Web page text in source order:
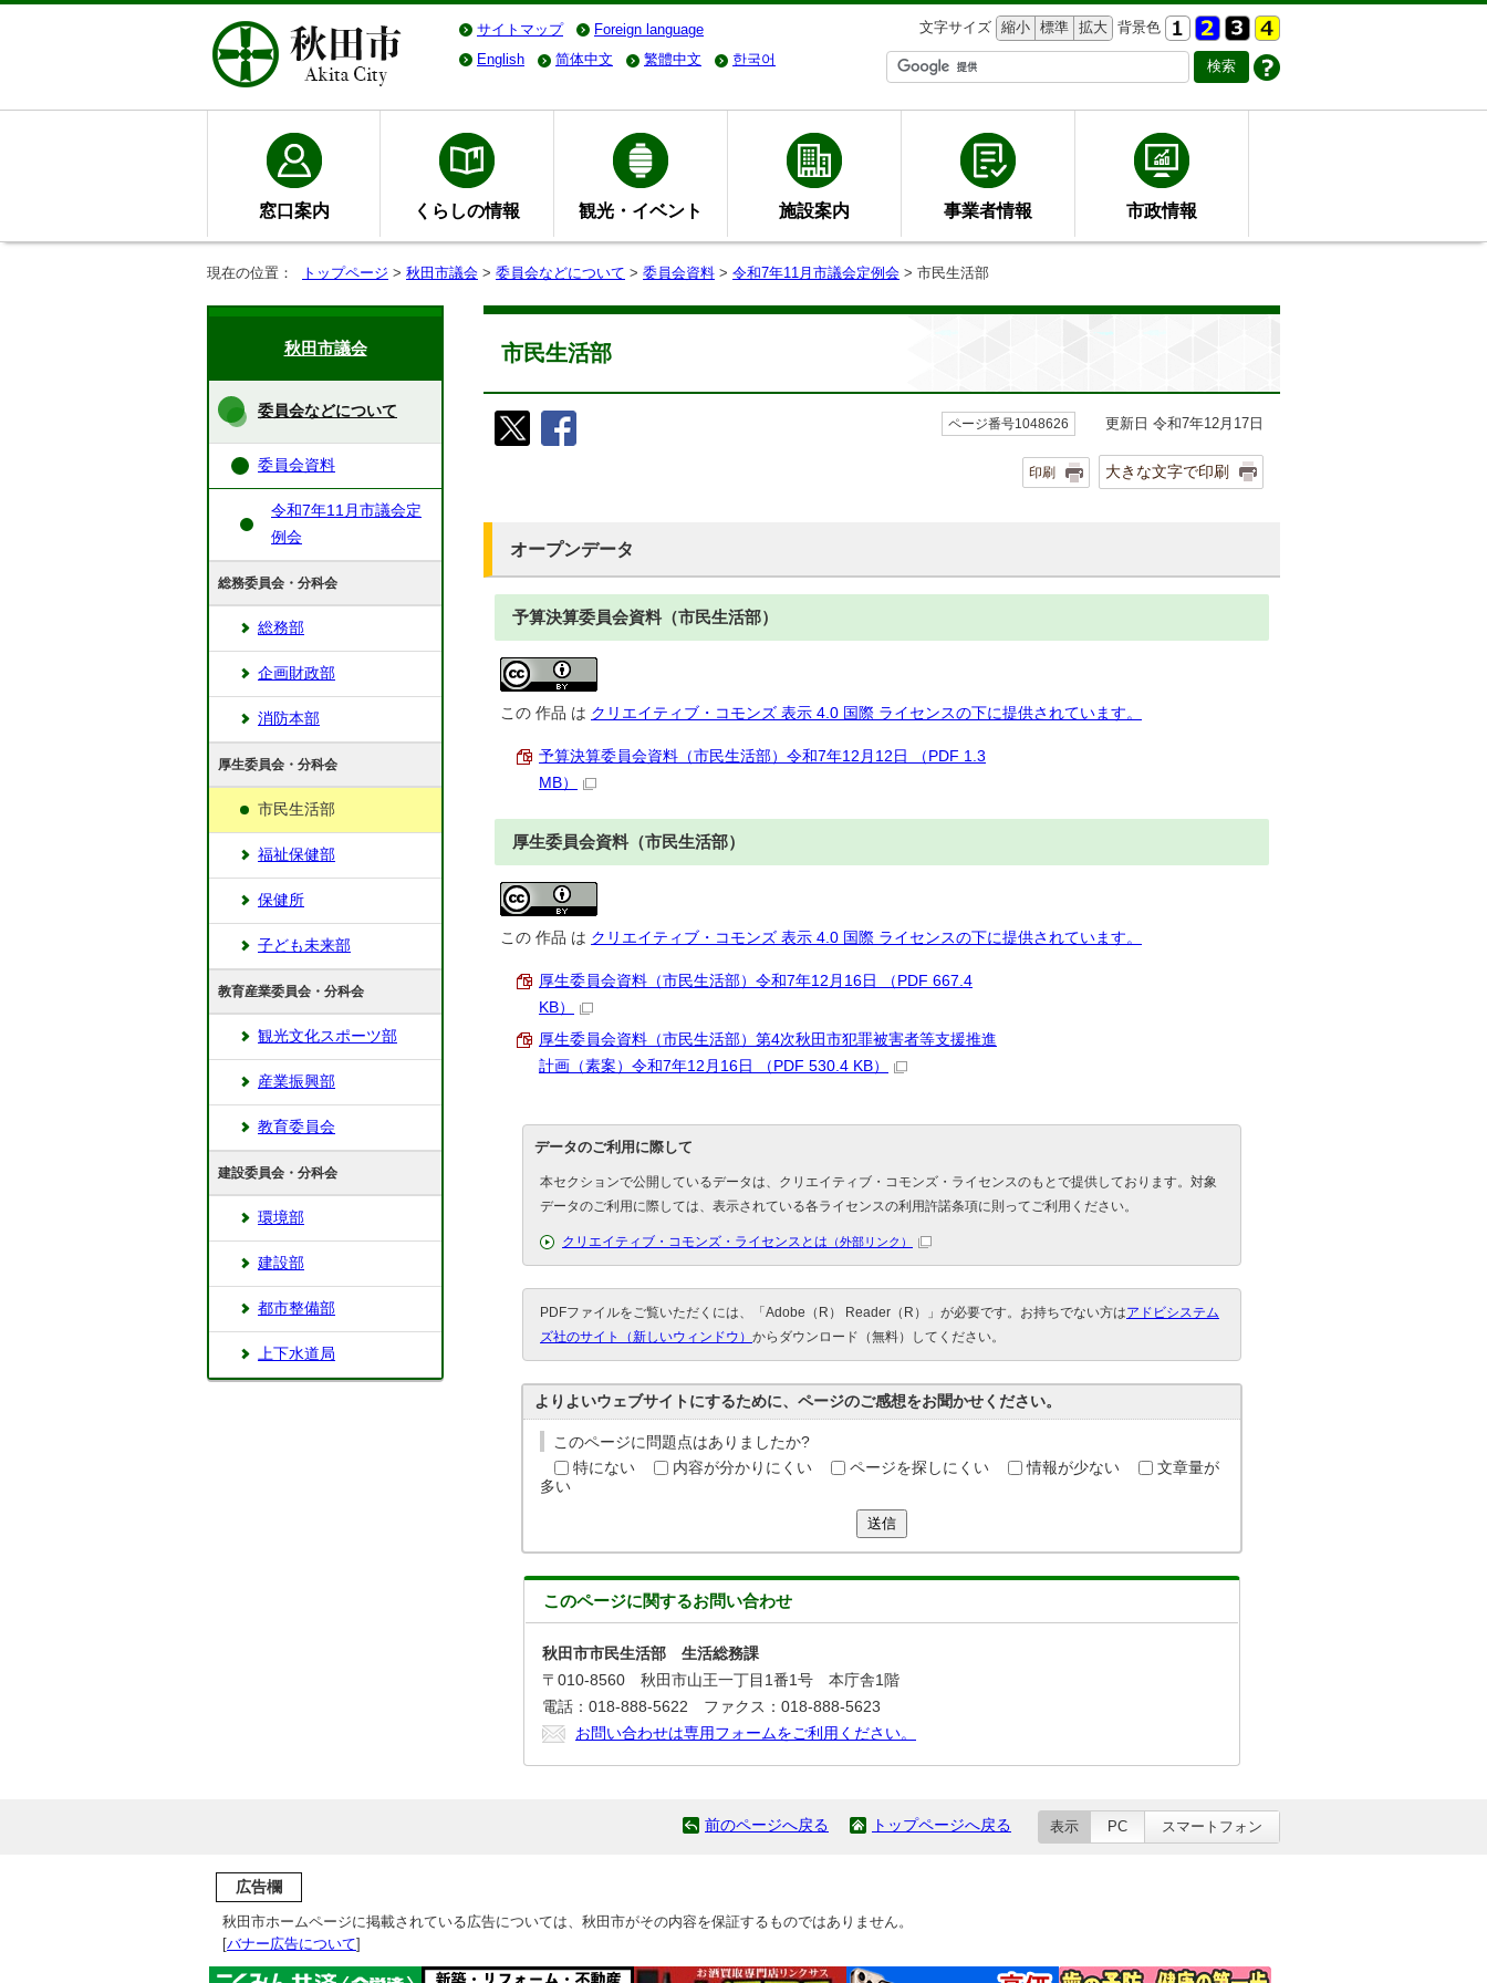
サイトマップ Foreign language 文字サイズ 縮小 標準 拡大 背景色
English
简体中文 繁體中文 한국어
窓口案内 くらしの情報 観光・イベント 施設案内 事業者情報 市政情報
現在の位置： トップページ > 秋田市議会 > 委員会などについて > 委員会資料 > 令和7年11月市議会定例会 > 市民生活部
市民生活部
ページ番号1048626 更新日 令和7年12月17日
印刷 大きな文字で印刷
オープンデータ
予算決算委員会資料（市民生活部）
この 作品 は クリエイティブ・コモンズ 表示 4.0 国際 ライセンスの下に提供されています。
予算決算委員会資料（市民生活部）令和7年12月12日 （PDF 1.3
MB）
厚生委員会資料（市民生活部）
この 作品 は クリエイティブ・コモンズ 表示 4.0 国際 ライセンスの下に提供されています。
厚生委員会資料（市民生活部）令和7年12月16日 （PDF 667.4
KB）
厚生委員会資料（市民生活部）第4次秋田市犯罪被害者等支援推進
計画（素案）令和7年12月16日 （PDF 530.4 KB）
データのご利用に際して
本セクションで公開しているデータは、クリエイティブ・コモンズ・ライセンスのもとで提供しております。対象
データのご利用に際しては、表示されている各ライセンスの利用許諾条項に則ってご利用ください。
クリエイティブ・コモンズ・ライセンスとは （外部リンク）
PDFファイルをご覧いただくには、「Adobe（R） Reader（R）」が必要です。お持ちでない方はアドビシステム
ズ社のサイト（新しいウィンドウ） からダウンロード（無料）してください。
よりよいウェブサイトにするために、ページのご感想をお聞かせください。
このページに問題点はありましたか?
特にない
内容が分かりにくい ページを探しにくい 情報が少ない
文章量が
多い
送信
このページに関するお問い合わせ
秋田市市民生活部 生活総務課
〒010-8560 秋田市山王一丁目1番1号 本庁舎1階
電話：018-888-5622 ファクス：018-888-5623
お問い合わせは専用フォームをご利用ください。
秋田市議会
委員会などについて
委員会資料
令和7年11月市議会定
例会
総務委員会・分科会
総務部
企画財政部
消防本部
厚生委員会・分科会
市民生活部
福祉保健部
保健所
子ども未来部
教育産業委員会・分科会
観光文化スポーツ部
産業振興部
教育委員会
建設委員会・分科会
環境部
建設部
都市整備部
上下水道局
前のページへ戻る トップページへ戻る 表示 PC スマートフォン
広告欄
秋田市ホームページに掲載されている広告については、秋田市がその内容を保証するものではありません。
[バナー広告について]